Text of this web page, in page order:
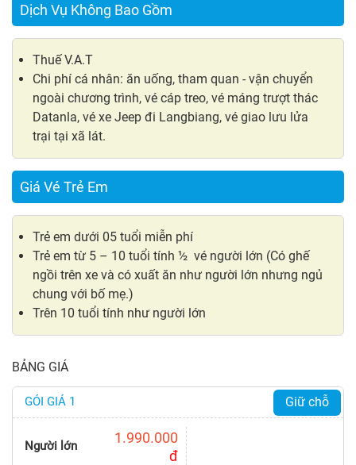
Dịch Vụ Không Bao Gồm
Thuế V.A.T
Chi phí cá nhân: ăn uống, tham quan - vận chuyển
ngoài chương trình, vé cáp treo, vé máng trượt thác
Datanla, vé xe Jeep đi Langbiang, vé giao lưu lửa
trại tại xã lát.
Giá Vé Trẻ Em
Trẻ em dưới 05 tuổi miễn phí
Trẻ em từ 5 – 10 tuổi tính ½ vé người lớn (Có ghế
ngồi trên xe và có xuất ăn như người lớn nhưng ngủ
chung với bố mẹ.)
Trên 10 tuổi tính như người lớn
BẢNG GIÁ
GÓI GIÁ 1
Người lớn
1.990.000
đ
Giữ chỗ